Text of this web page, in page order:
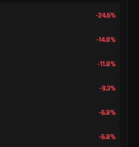
-24.6%
-14.8%
-11.8%
-9.3%
-6.8%
-6.8%